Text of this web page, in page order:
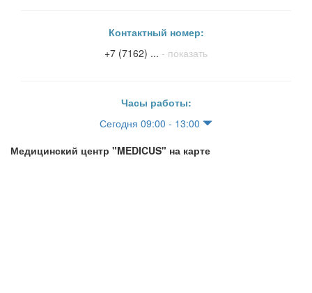
Контактный номер:
+7 (7162) ... - показать
Часы работы:
Сегодня 09:00 - 13:00
Медицинский центр "MEDICUS" на карте